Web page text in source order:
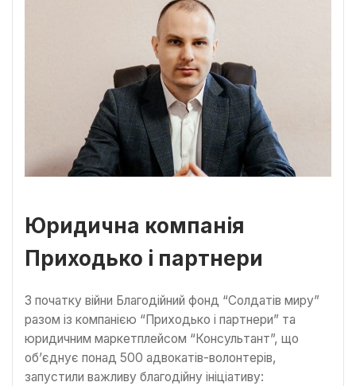
Юридична компанія
Приходько і партнери
З початку війни Благодійний фонд “Солдатів миру”
разом із компанією “Приходько і партнери” та
юридичним маркетплейсом “Консультант”, що
об’єднує понад 500 адвокатів-волонтерів,
запустили важливу благодійну ініціативу: